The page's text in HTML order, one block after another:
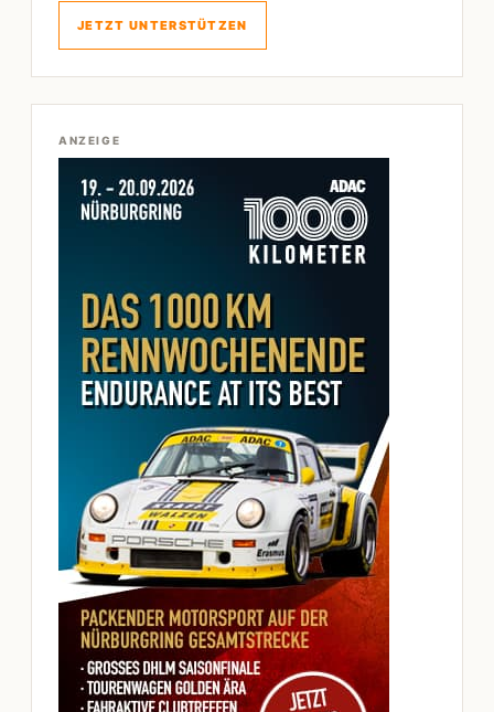
JETZT UNTERSTÜTZEN
ANZEIGE